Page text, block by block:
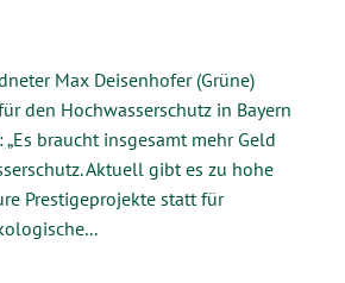
Max Deisenhofer (Grüne)
den Hochwasserschutz in Bayern
braucht insgesamt mehr Geld
Aktuell gibt es zu hohe
Prestigeprojekte statt für